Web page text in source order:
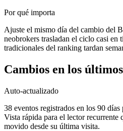
Por qué importa
Ajuste el mismo día del cambio del
neobrokers trasladan el ciclo casi en
tradicionales del ranking tardan
Cambios en los
Auto-actualizado
38 eventos registrados en los 90
Vista rápida para el lector recurrente
movido desde su última visita.